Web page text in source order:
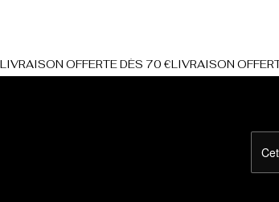
LIVRAISON OFFERTE DÈS 70 €